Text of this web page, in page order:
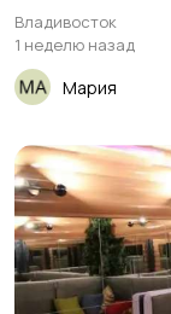
Владивосток
1 неделю назад
Мария